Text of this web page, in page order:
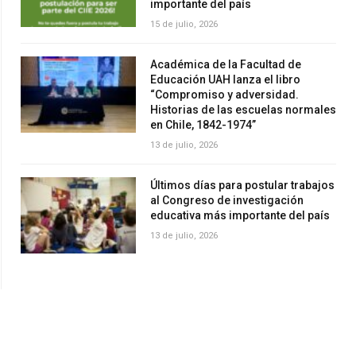
importante del país
15 de julio, 2026
Académica de la Facultad de
Educación UAH lanza el libro
“Compromiso y adversidad.
Historias de las escuelas normales
en Chile, 1842-1974”
13 de julio, 2026
Últimos días para postular trabajos
al Congreso de investigación
educativa más importante del país
13 de julio, 2026